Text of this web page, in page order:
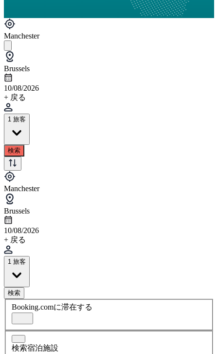
Manchester
Brussels
10/08/2026
+ 戻る
1 旅客
検索
Manchester
Brussels
10/08/2026
+ 戻る
1 旅客
検索
Booking.comに滞在する
検索宿泊施設